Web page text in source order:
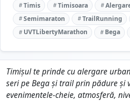
Timis Timisoara
Semimaraton
TrailRunning
UVTLibertyMarathon
Bega
Timișul te prinde cu alergare
seri pe Bega și trail prin pădure și
evenimentele-cheie, atmosferă,